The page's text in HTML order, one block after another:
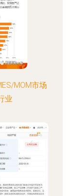
MOM市场
业